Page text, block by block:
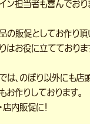
ン担当者も喜んでおり
の販促としてお作り頂
はお役に立てておりま
は、のぼり以外にも店
お作りしております。
店内販促に！